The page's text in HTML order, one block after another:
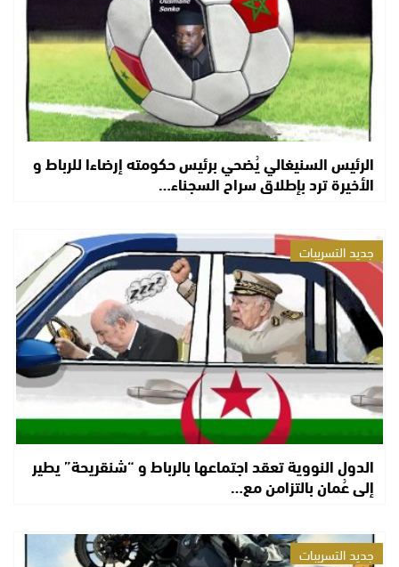
الرئيس السنيغالي يُضحي برئيس حكومته إرضاءا للرباط و
الأخيرة ترد بإطلاق سراح السجناء…
جديد التسريبات
الدول النووية تعقد اجتماعها بالرباط و “شنقريحة” يطير
إلى عُمان بالتزامن مع…
جديد التسريبات